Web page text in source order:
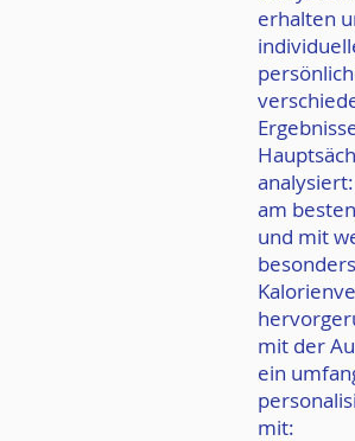
erhalten
am
und mit
mit der
ein
mit: